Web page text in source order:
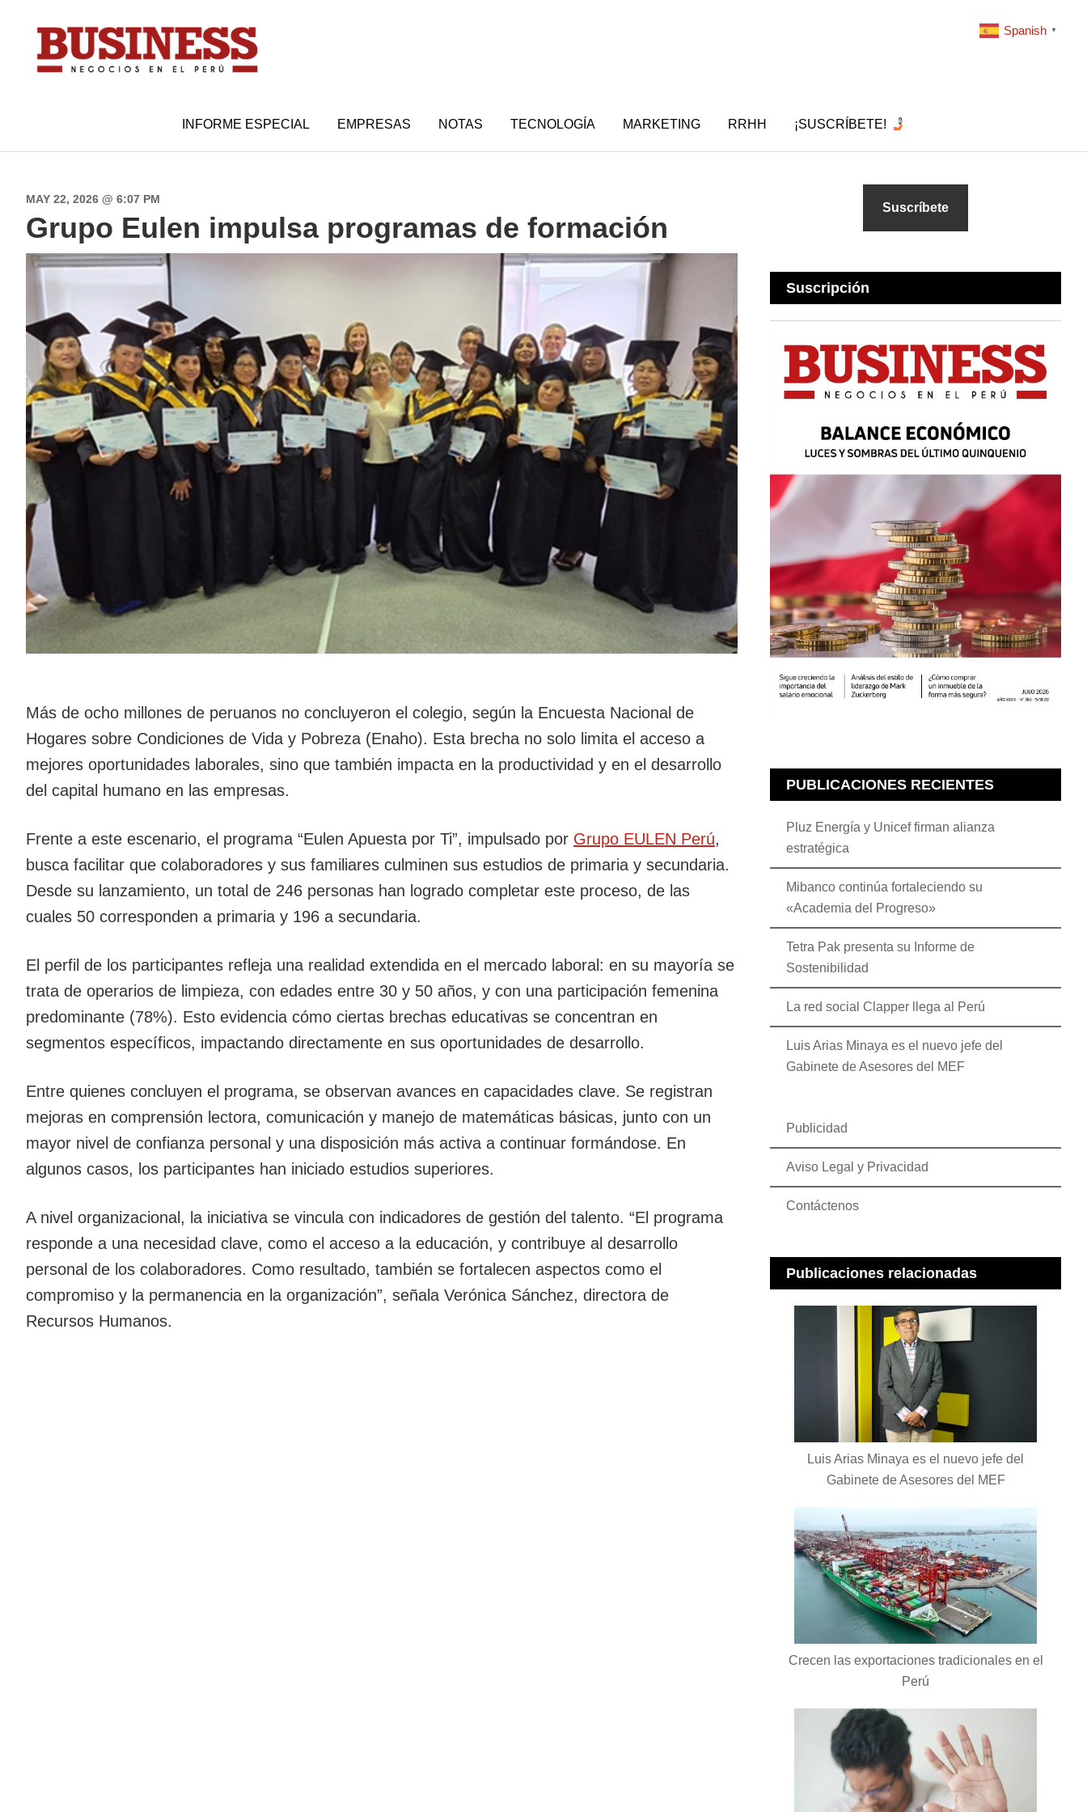
contenido
Spanish ▼
INFORME ESPECIAL EMPRESAS NOTAS TECNOLOGÍA MARKETING RRHH ¡SUSCRÍBETE!
MAY 22, 2026 @ 6:07 PM
Grupo Eulen impulsa programas de formación
Más de ocho millones de peruanos no concluyeron el colegio, según la Encuesta Nacional de
Hogares sobre Condiciones de Vida y Pobreza (Enaho). Esta brecha no solo limita el acceso a
mejores oportunidades laborales, sino que también impacta en la productividad y en el desarrollo
del capital humano en las empresas.
Frente a este escenario, el programa “Eulen Apuesta por Ti”, impulsado por Grupo EULEN Perú,
busca facilitar que colaboradores y sus familiares culminen sus estudios de primaria y secundaria.
Desde su lanzamiento, un total de 246 personas han logrado completar este proceso, de las
cuales 50 corresponden a primaria y 196 a secundaria.
El perfil de los participantes refleja una realidad extendida en el mercado laboral: en su mayoría se
trata de operarios de limpieza, con edades entre 30 y 50 años, y con una participación femenina
predominante (78%). Esto evidencia cómo ciertas brechas educativas se concentran en
segmentos específicos, impactando directamente en sus oportunidades de desarrollo.
Entre quienes concluyen el programa, se observan avances en capacidades clave. Se registran
mejoras en comprensión lectora, comunicación y manejo de matemáticas básicas, junto con un
mayor nivel de confianza personal y una disposición más activa a continuar formándose. En
algunos casos, los participantes han iniciado estudios superiores.
A nivel organizacional, la iniciativa se vincula con indicadores de gestión del talento. “El programa
responde a una necesidad clave, como el acceso a la educación, y contribuye al desarrollo
personal de los colaboradores. Como resultado, también se fortalecen aspectos como el
compromiso y la permanencia en la organización”, señala Verónica Sánchez, directora de
Recursos Humanos.
Suscríbete
Suscripción
PUBLICACIONES RECIENTES
Pluz Energía y Unicef firman alianza
estratégica
Mibanco continúa fortaleciendo su
«Academia del Progreso»
Tetra Pak presenta su Informe de
Sostenibilidad
La red social Clapper llega al Perú
Luis Arias Minaya es el nuevo jefe del
Gabinete de Asesores del MEF
Publicidad
Aviso Legal y Privacidad
Contáctenos
Publicaciones relacionadas
Luis Arias Minaya es el nuevo jefe del
Gabinete de Asesores del MEF
Crecen las exportaciones tradicionales en el
Perú